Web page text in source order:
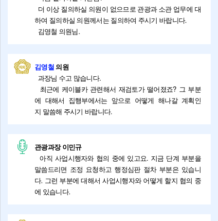
더 이상 질의하실 의원이 없으므로 관광과 소관 업무에 대
하여 질의하실 의원께서는 질의하여 주시기 바랍니다.
김영철 의원님.
김영철의원
과장님 수고 많습니다.
최근에 케이블카 관련해서 재검토가 떨어졌죠? 그 부분
에 대해서 집행부에서는 앞으로 어떻게 해나갈 계획인
지 말씀해 주시기 바랍니다.
관광과장 이민규
아직 사업시행자와 협의 중에 있고요. 지금 단계 부분을
말씀드리면 조정 요청하고 행정심판 절차 부분은 있습니
다. 그런 부분에 대해서 사업시행자와 어떻게 할지 협의 중
에 있습니다.